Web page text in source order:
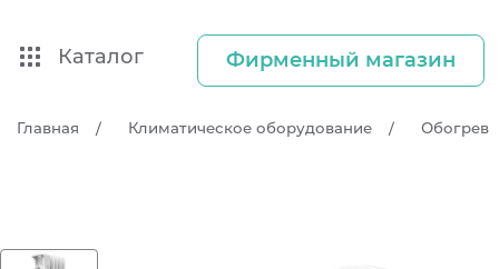
Каталог Фирменный магазин
Главная Климатическое оборудование Обогрев